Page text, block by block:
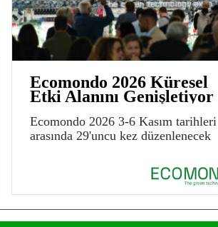
Ecomondo 2026 Küresel
Etki Alanını Genişletiyor
Ecomondo 2026 3-6 Kasım tarihleri
arasında 29'uncu kez düzenlenecek